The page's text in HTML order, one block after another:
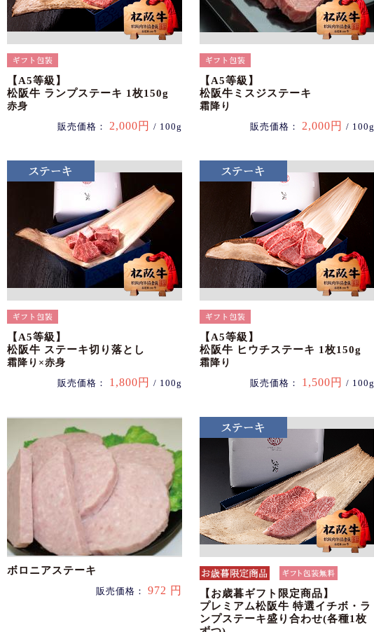
【A5等級】
松阪牛 ランプステーキ 1枚150g
赤身
販売価格： 2,000円 / 100g
【A5等級】
松阪牛ミスジステーキ
霜降り
販売価格： 2,000円 / 100g
【A5等級】
松阪牛 ステーキ切り落とし
霜降り×赤身
販売価格： 1,800円 / 100g
【A5等級】
松阪牛 ヒウチステーキ 1枚150g
霜降り
販売価格： 1,500円 / 100g
ボロニアステーキ
販売価格： 972 円
【お歳暮ギフト限定商品】
プレミアム松阪牛 特選イチボ・ラ
ンプステーキ盛り合わせ(各種1枚